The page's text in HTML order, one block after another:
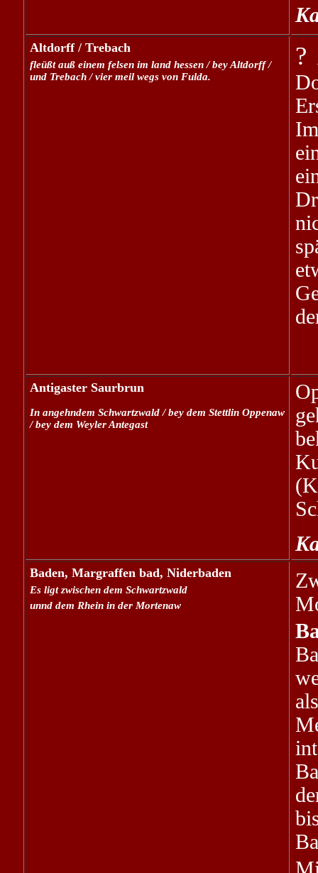
Altdorff / Trebach
fleüßt auß einem felsen im land hessen / bey Altdorff /
und Trebach / vier meil wegs von Fulda.
?
Antigaster Saurbrun
In angehndem Schwartzwald / bey dem Stettlin Oppenaw
/ bey dem Weyler Antegast
Baden, Margraffen bad, Niderbaden
Es ligt zwischen dem Schwartzwald
unnd dem Rhein in der Mortenaw